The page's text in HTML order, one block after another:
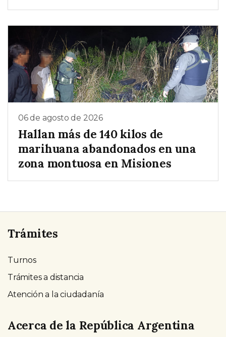
06 de agosto de 2026
Hallan más de 140 kilos de
marihuana abandonados en una
zona montuosa en Misiones
Trámites
Turnos
Trámites a distancia
Atención a la ciudadanía
Acerca de la República Argentina